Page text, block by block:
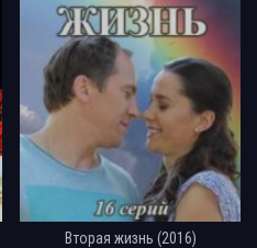
Вторая жизнь (2016)